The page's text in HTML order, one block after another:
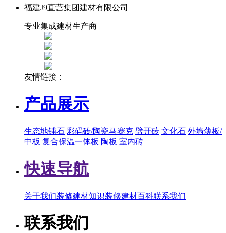
福建J9直营集团建材有限公司
专业集成建材生产商
友情链接：
产品展示
生态地铺石 彩码砖/陶瓷马赛克 劈开砖 文化石 外墙薄板/
中板 复合保温一体板 陶板 室内砖
快速导航
关于我们装修建材知识装修建材百科联系我们
联系我们